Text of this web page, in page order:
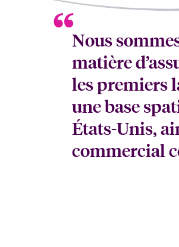
Nous
matière
les premiers
une base
États-Unis,
commercial